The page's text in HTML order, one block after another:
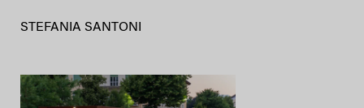
STEFANIA SANTONI